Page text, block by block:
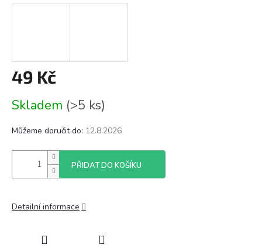
49 Kč
cena:
Skladem (>5 ks)
Můžeme doručit do: 12.8.2026
PŘIDAT DO KOŠÍKU
Detailní informace